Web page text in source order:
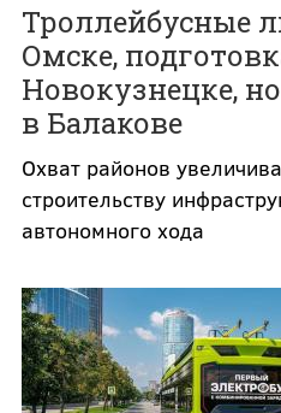
Троллейбусные
Омске,
Новокузнецке,
в Балакове
Охват районов
строительству
автономного хода